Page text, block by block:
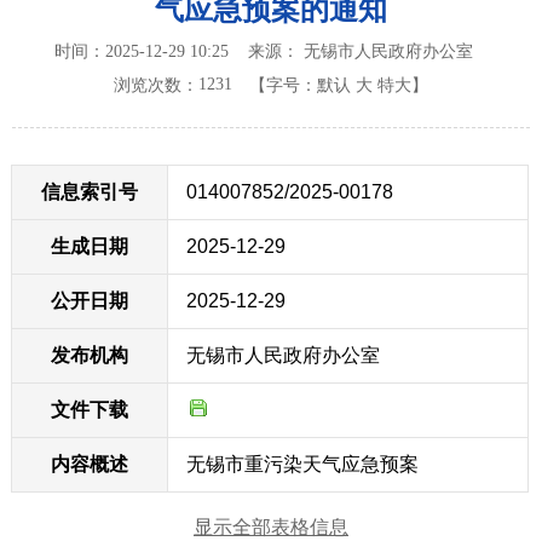
气应急预案的通知
时间：2025-12-29 10:25 来源： 无锡市人民政府办公室
浏览次数： 1231 【字号： 默认 大 特大 】
信息索引号 014007852/2025-00178
生成日期 2025-12-29
公开日期 2025-12-29
发布机构 无锡市人民政府办公室
文件下载
内容概述 无锡市重污染天气应急预案
显示全部表格信息